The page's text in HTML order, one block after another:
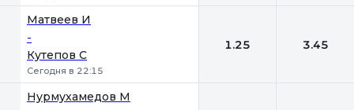
Матвеев И
-
Кутепов С
Сегодня в 22:15
1.25 3.45
Нурмухамедов М